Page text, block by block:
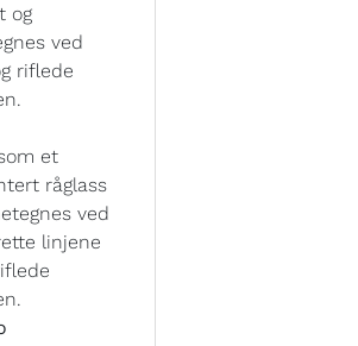
og
ved
riflede
et
råglass
ved
linjene